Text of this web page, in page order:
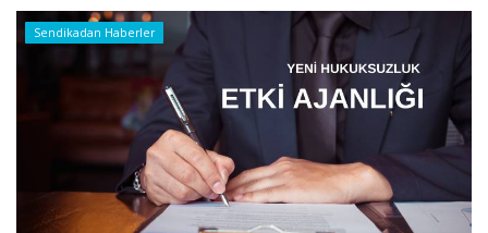
Sendikadan Haberler